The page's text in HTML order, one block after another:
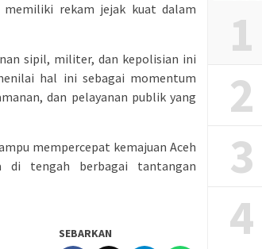
memiliki rekam jejak kuat dalam
sipil, militer, dan kepolisian ini
hal ini sebagai momentum
dan pelayanan publik yang
mempercepat kemajuan Aceh
di tengah berbagai tantangan
SEBARKAN
1
2
3
4